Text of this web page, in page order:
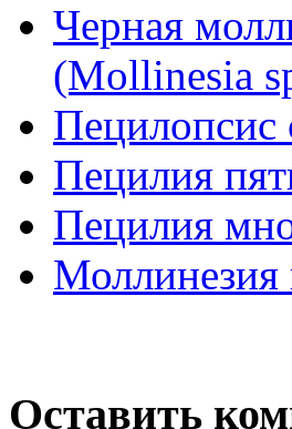
Черная
(Mollinesia
Пецилия
Пецилия
Моллинезия
Оставить